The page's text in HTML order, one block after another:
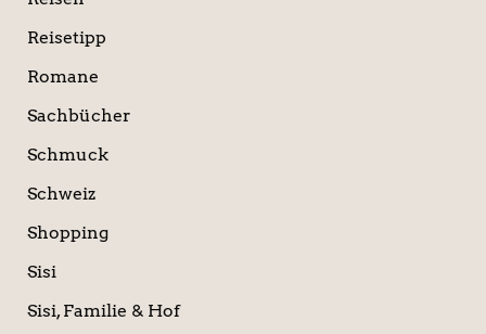
Reisetipp
Romane
Sachbücher
Schmuck
Schweiz
Shopping
Sisi
Sisi, Familie & Hof